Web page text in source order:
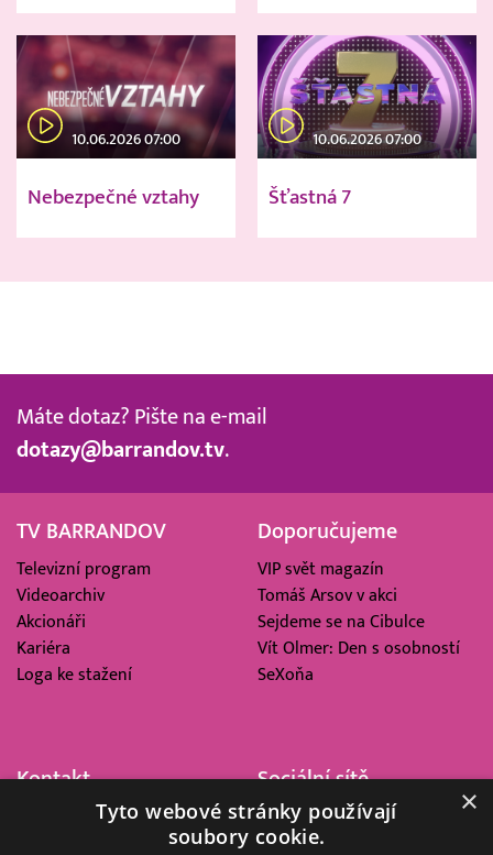
10.06.2026 07:00
Nebezpečné vztahy
10.06.2026 07:00
Šťastná 7
Máte dotaz? Pište na e-mail
dotazy@barrandov.tv.
TV BARRANDOV
Televizní program
Videoarchiv
Akcionáři
Kariéra
Loga ke stažení
Doporučujeme
VIP svět magazín
Tomáš Arsov v akci
Sejdeme se na Cibulce
Vít Olmer: Den s osobností
SeXoňa
Kontakt
Barrandov Televizní Studio,
Sociální sítě
×
Tyto webové stránky používají
soubory cookie.